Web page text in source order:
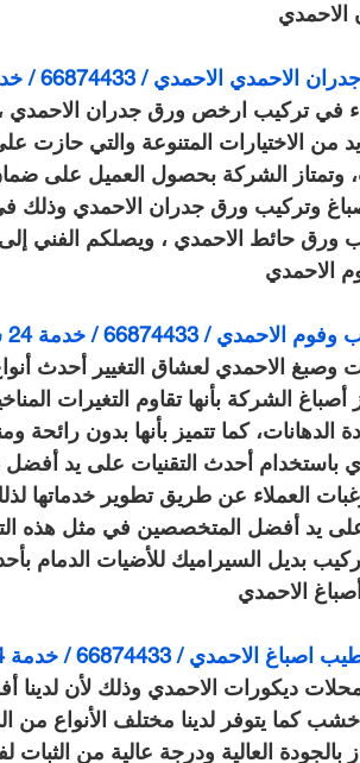
الاحمدي / 66874433 / خدمة 24 ساعة
في تركيب ارخص ورق جدران
من الاختيارات المتنوعة والتي حازت
وتمتاز الشركة بحصول العميل على
وتركيب ورق جدران الاحمدي وذلك
حائط الاحمدي ، ويصلكم الفني
الاحمدي
/ 66874433 / خدمة 24 ساعة
الاحمدي لعشاق التغيير أحدث
الشركة بأنها تقاوم التغيرات
كما تتميز بأنها بدون رائحة
باستخدام أحدث التقنيات على يد
رغبات العملاء عن طريق تطوير خدماتها
يد أفضل المتخصصين في مثل هذه
بديل السيراميك للأضيات الدمام
الاحمدي
/ 66874433 / خدمة 24 ساعة
ديكورات الاحمدي وذلك لأن لدينا
خشب كما يتوفر لدينا مختلف الأنواع من
بالجودة العالية ودرجة عالية من الثبات